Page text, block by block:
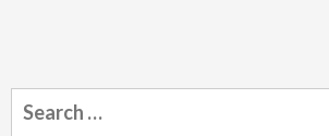
Search
for: